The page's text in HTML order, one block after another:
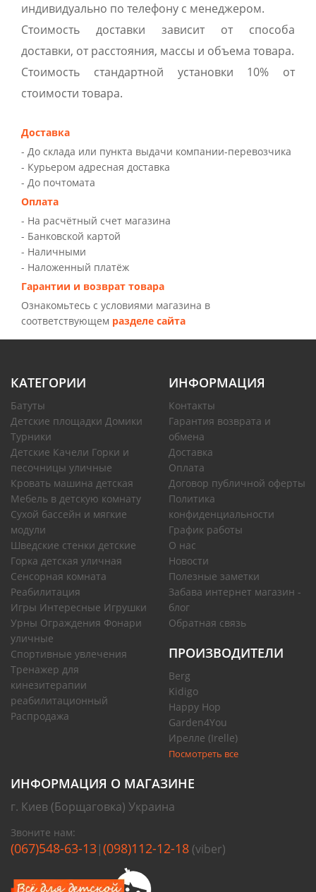
индивидуально по телефону с менеджером.
Стоимость доставки зависит от способа
доставки, от расстояния, массы и объема товара.
Стоимость стандартной установки 10% от
стоимости товара.
Доставка
- До склада или пункта выдачи компании-перевозчика
- Курьером адресная доставка
- До почтомата
Оплата
- На расчётный счет магазина
- Банковской картой
- Наличными
- Наложенный платёж
Гарантии и возврат товара
Ознакомьтесь с условиями магазина в
соответствующем разделе сайта
КАТЕГОРИИ
Батуты
Детские площадки Домики
Турники
Детские Качели Горки и
песочницы уличные
Кровать машина детская
Мебель в детскую комнату
Сухой бассейн и мягкие
модули
Шведские стенки детские
Горка детская уличная
Сенсорная комната
Реабилитация
Игры Интересные Игрушки
Урны Ограждения Фонари
уличные
Спортивные увлечения
Тренажер для
кинезитерапии
реабилитационный
Распродажа
ИНФОРМАЦИЯ
Контакты
Гарантия возврата и
обмена
Доставка
Оплата
Договор публичной оферты
Политика
конфиденциальности
График работы
О нас
Новости
Полезные заметки
Забава интернет магазин -
блог
Обратная связь
ПРОИЗВОДИТЕЛИ
Berg
Kidigo
Happy Hop
Garden4You
Ирелле (Irelle)
Посмотреть все
ИНФОРМАЦИЯ О МАГАЗИНЕ
г. Киев (Борщаговка) Украина
Звоните нам:
(067)548-63-13|(098)112-12-18 (viber)